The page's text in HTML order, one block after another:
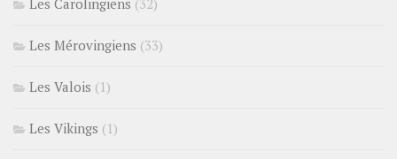
Les Mérovingiens (33)
Les Valois (1)
Les Vikings (1)